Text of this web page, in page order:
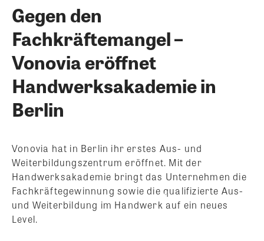
Gegen den
Fachkräftemangel –
Vonovia eröffnet
Handwerksakademie in
Berlin
Vonovia hat in Berlin ihr erstes Aus- und
Weiterbildungszentrum eröffnet. Mit der
Handwerksakademie bringt das Unternehmen die
Fachkräftegewinnung sowie die qualifizierte Aus-
und Weiterbildung im Handwerk auf ein neues
Level.